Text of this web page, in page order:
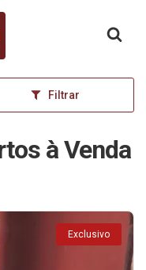
Filtrar
à Venda
Exclusivo